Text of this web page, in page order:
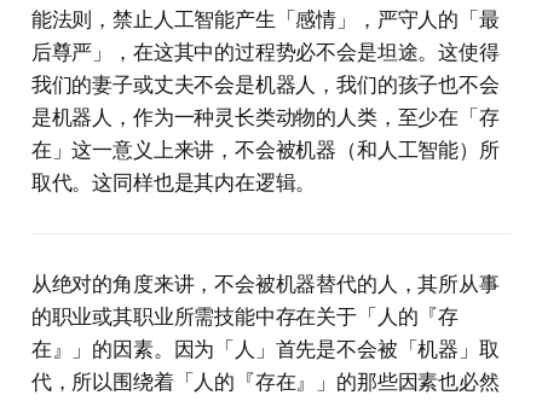
能法则，禁止人工智能产生「感情」，严守人的「最
后尊严」，在这其中的过程势必不会是坦途。这使得
我们的妻子或丈夫不会是机器人，我们的孩子也不会
是机器人，作为一种灵长类动物的人类，至少在「存
在」这一意义上来讲，不会被机器（和人工智能）所
取代。这同样也是其内在逻辑。
从绝对的角度来讲，不会被机器替代的人，其所从事
的职业或其职业所需技能中存在关于「人的『存
在』」的因素。因为「人」首先是不会被「机器」取
代，所以围绕着「人的『存在』」的那些因素也必然